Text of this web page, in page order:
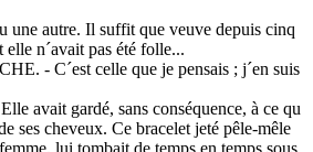
une autre. Il suffit que veuve depuis cinq
n´avait pas été folle...
- C´est celle que je pensais ; j´en suis
avait gardé, sans conséquence, à ce qu
ses cheveux. Ce bracelet jeté pêle-mêle
lui tombait de temps en temps sous